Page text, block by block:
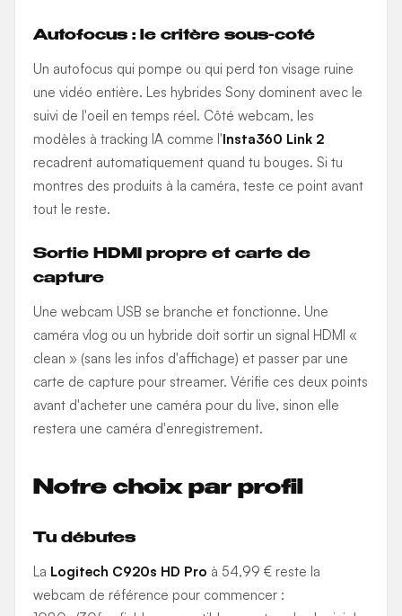
Autofocus : le critère sous-coté
Un autofocus qui pompe ou qui perd ton visage ruine
une vidéo entière. Les hybrides Sony dominent avec le
suivi de l'oeil en temps réel. Côté webcam, les
modèles à tracking IA comme l'Insta360 Link 2
recadrent automatiquement quand tu bouges. Si tu
montres des produits à la caméra, teste ce point avant
tout le reste.
Sortie HDMI propre et carte de
capture
Une webcam USB se branche et fonctionne. Une
caméra vlog ou un hybride doit sortir un signal HDMI «
clean » (sans les infos d'affichage) et passer par une
carte de capture pour streamer. Vérifie ces deux points
avant d'acheter une caméra pour du live, sinon elle
restera une caméra d'enregistrement.
Notre choix par profil
Tu débutes
La Logitech C920s HD Pro à 54,99 € reste la
webcam de référence pour commencer :